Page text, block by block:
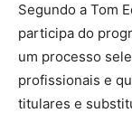
Segundo a Tom
participa do
um processo
profissionais e
titulares e